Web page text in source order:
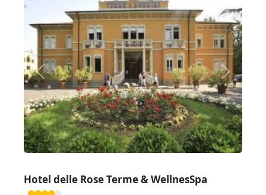
Zurück Weiter
Hotel delle Rose Terme & WellnesSpa